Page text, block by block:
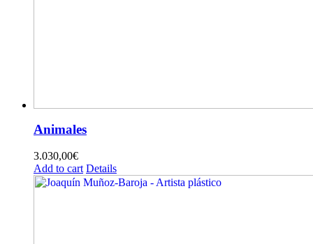
Animales
3.030,00€
Add to cart Details